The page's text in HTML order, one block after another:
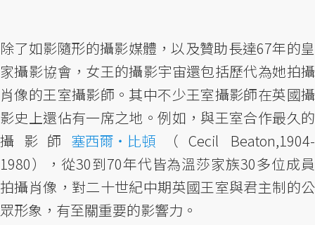
除了如影隨形的攝影媒體，以及贊助長達67年的皇
家攝影協會，女王的攝影宇宙還包括歷代為她拍攝
肖像的王室攝影師。其中不少王室攝影師在英國攝
影史上還佔有一席之地。例如，與王室合作最久的
攝影師 塞西爾・比頓（Cecil Beaton,1904-
1980），從30到70年代皆為溫莎家族30多位成員
拍攝肖像，對二十世紀中期英國王室與君主制的公
眾形象，有至關重要的影響力。